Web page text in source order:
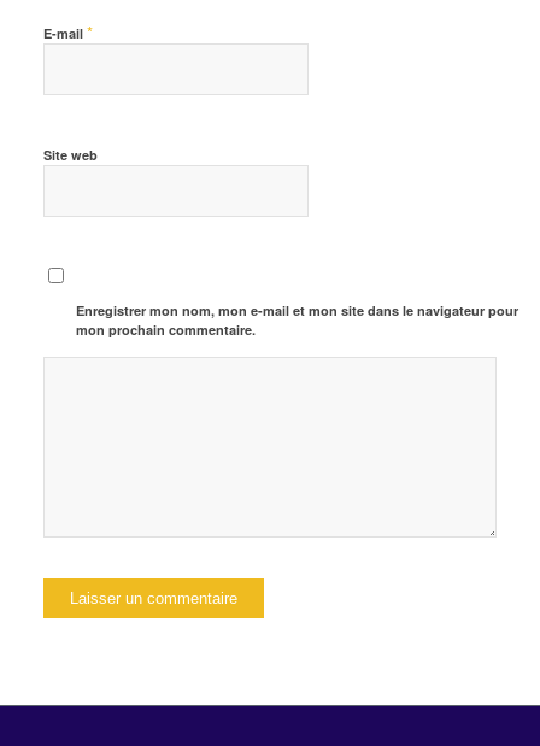
E-mail *
Site web
Enregistrer mon nom, mon e-mail et mon site dans le navigateur pour
mon prochain commentaire.